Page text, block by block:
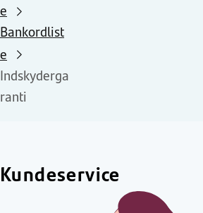
e
Bankordlist
e
Indskyderga
ranti
Kundeservice